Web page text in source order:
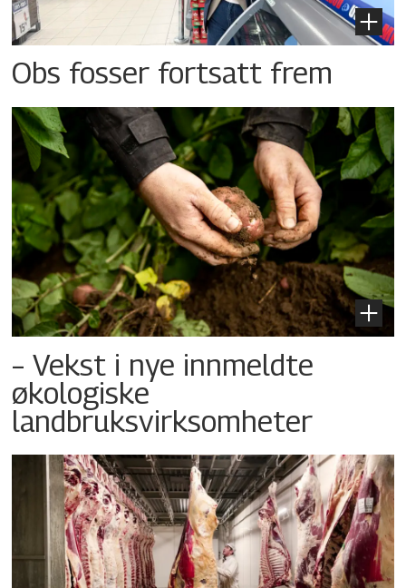
Obs fosser fortsatt frem
– Vekst i nye innmeldte
økologiske
landbruksvirksomheter